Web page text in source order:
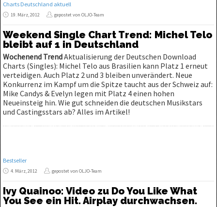
Charts Deutschland aktuell
19. März, 2012 gepostet von OLJO-Team
Weekend Single Chart Trend: Michel Telo
bleibt auf 1 in Deutschland
Wochenend TrendAktualisierung der Deutschen Download
Charts (Singles): Michel Telo aus Brasilien kann Platz 1 erneut
verteidigen. Auch Platz 2 und 3 bleiben unverändert. Neue
Konkurrenz im Kampf um die Spitze taucht aus der Schweiz auf:
Mike Candys & Evelyn legen mit Platz 4 einen hohen
Neueinsteig hin. Wie gut schneiden die deutschen Musikstars
und Castingsstars ab? Alles im Artikel!
Bestseller
4. März, 2012 gepostet von OLJO-Team
Ivy Quainoo: Video zu Do You Like What
You See ein Hit. Airplay durchwachsen.